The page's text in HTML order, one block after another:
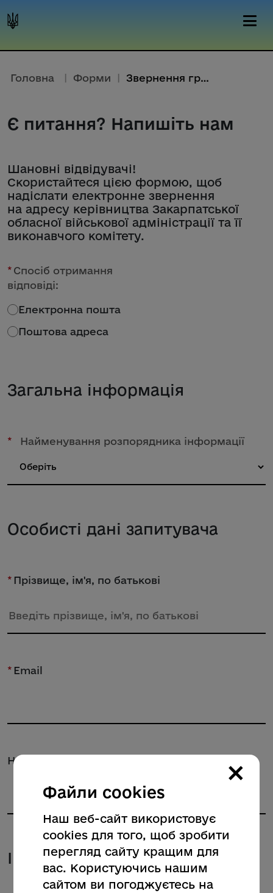
Головна | Форми | Звернення громадян
Є питання? Напишіть нам
Шановні відвідувачі!
Скористайтеся цією формою, щоб
надіслати електронне звернення
на адресу керівництва Закарпатської
обласної військової адміністрації та її
виконавчого комітету.
* Спосіб отримання
відповіді:
Електронна пошта
Поштова адреса
Загальна інформація
* Найменування розпорядника інформації
Особисті дані запитувача
* Прізвище, ім'я, по батькові
* Email
Номер телефону
Інформація про звернення
×
Файли cookies
Наш веб-сайт використовує
cookies для того, щоб зробити
перегляд сайту кращим для
вас. Користуючись нашим
сайтом ви погоджуєтесь на